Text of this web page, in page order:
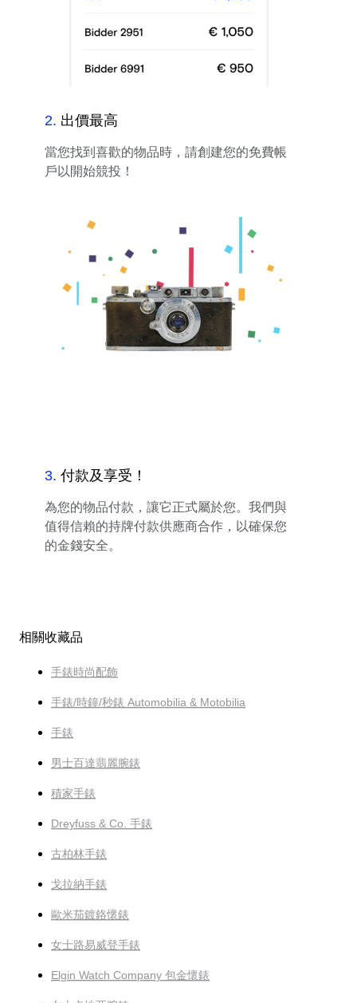
2. 出價最高
當您找到喜歡的物品時，請創建您的免費帳
戶以開始競投！
3. 付款及享受！
為您的物品付款，讓它正式屬於您。我們與
值得信賴的持牌付款供應商合作，以確保您
的金錢安全。
相關收藏品
手錶時尚配飾
手錶/時鐘/秒錶 Automobilia & Motobilia
手錶
男士百達翡麗腕錶
積家手錶
Dreyfuss & Co. 手錶
古柏林手錶
戈拉納手錶
歐米茄鍍鉻懷錶
女士路易威登手錶
Elgin Watch Company 包金懷錶